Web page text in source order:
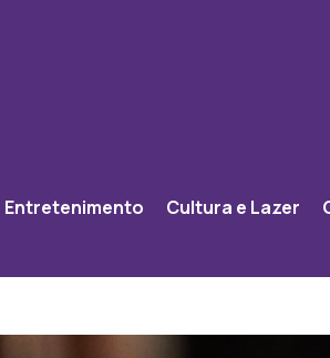
Entretenimento Cultura e Lazer